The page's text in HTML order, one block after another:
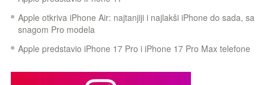
Apple otkriva iPhone Air: najtanjiji i najlakši iPhone do sada, sa
snagom Pro modela
Apple predstavio iPhone 17 Pro i iPhone 17 Pro Max telefone